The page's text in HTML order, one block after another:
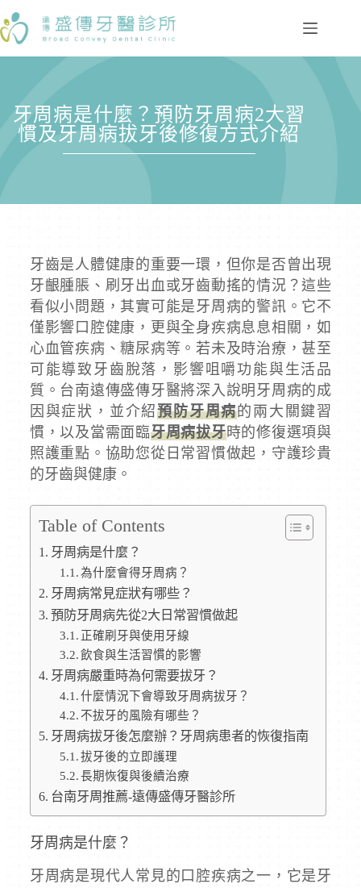
牙周病是什麼？預防牙周病2大習
慣及牙周病拔牙後修復方式介紹
牙齒是人體健康的重要一環，但你是否曾出現
牙齦腫脹、刷牙出血或牙齒動搖的情況？這些
看似小問題，其實可能是牙周病的警訊。它不
僅影響口腔健康，更與全身疾病息息相關，如
心血管疾病、糖尿病等。若未及時治療，甚至
可能導致牙齒脫落，影響咀嚼功能與生活品
質。台南遠傳盛傳牙醫將深入說明牙周病的成
因與症狀，並介紹預防牙周病的兩大關鍵習
慣，以及當需面臨牙周病拔牙時的修復選項與
照護重點。協助您從日常習慣做起，守護珍貴
的牙齒與健康。
Table of Contents
牙周病是什麼？
為什麼會得牙周病？
牙周病常見症狀有哪些？
預防牙周病先從2大日常習慣做起
正確刷牙與使用牙線
飲食與生活習慣的影響
牙周病嚴重時為何需要拔牙？
什麼情況下會導致牙周病拔牙？
不拔牙的風險有哪些？
牙周病拔牙後怎麼辦？牙周病患者的恢復指南
拔牙後的立即護理
長期恢復與後續治療
台南牙周推薦-遠傳盛傳牙醫診所
牙周病是什麼？
牙周病是現代人常見的口腔疾病之一，它是牙